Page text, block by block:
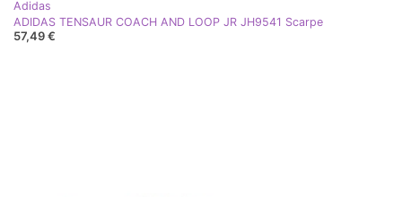
Adidas
ADIDAS TENSAUR COACH AND LOOP JR JH9541 Scarpe
57,49 €